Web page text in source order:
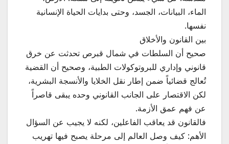
الماء، البيانات، الجسد، وحتى بدايات الحياة الإنسانية
نفسها.
بين القانون والأخلاق
صحيح أن السلطات في شمال قبرص تحدثت عن خرق
قانوني وإداري للبروتوكولات الطبية، وصحيح أن القضية
تُعالج قضائياً ضمن إطار نقل الخلايا والأنسجة البشرية،
لكن الاقتصار على الجانب القانوني وحده يبقى قاصراً
عن فهم عمق الأزمة.
فالقانون قد يعاقب الفاعلين، لكنه لا يجيب عن السؤال
الأهم: كيف وصل العالم إلى مرحلة يصبح فيها تهريب